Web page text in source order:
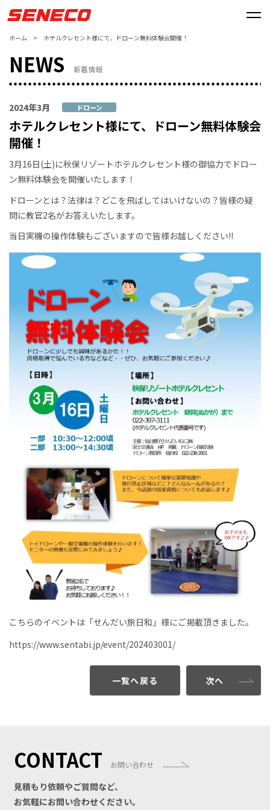
ホーム > ホテルクレセント様にて、ドローン無料体験会開催！
NEWS 新着情報
2024年3月 ドローン
ホテルクレセント様にて、ドローン無料体験会
開催！
3月16日(土)に秋保リゾートホテルクレセント様の御協力でドロー
ン無料体験会を開催いたします！
ドローンとは？法律は？どこを飛ばしてはいけないの？皆様の疑
問に教官2名がお答えいたします。
当日実機の操作体験もございますので皆様お越しください!!
こちらのイベントは「せんだい旅日和」様にご掲載頂きました。
https://www.sentabi.jp/event/202403001/
一覧へ戻る 次へ
CONTACT お問い合わせ
見積もり依頼やご質問など、
お気軽にお問い合わせください。